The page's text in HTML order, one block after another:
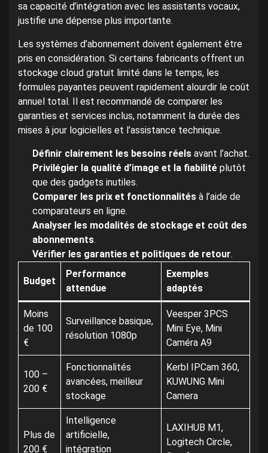
sa capacité d’intégration avec les assistants vocaux,
justifie une dépense plus importante.
Les systèmes d’abonnement doivent également être
pris en considération. Si certains fabricants offrent un
stockage cloud gratuit limité dans le temps, les
formules payantes peuvent rapidement alourdir le coût
annuel total. Il est recommandé de comparer les
garanties et services inclus, notamment la durée des
mises à jour logicielles et l’assistance technique.
Définir clairement les besoins réels avant l’achat.
Privilégier la qualité d’image et la fiabilité plutôt
que des gadgets inutiles.
Comparer les prix et fonctionnalités à l’aide de
comparateurs en ligne.
Analyser les modalités de stockage et coût des
abonnements.
Vérifier les garanties et politiques de retour.
Budget
Performance
attendue
Exemples
adaptés
Moins
de 100
€
Surveillance basique,
résolution 1080p
Veesper 3PCS
Mini Eye, Mini
Caméra A9
100 –
200 €
Fonctionnalités
avancées, meilleur
stockage
Kerbl IPCam 360,
KUWUNG Mini
Camera
Plus de
200 €
Intelligence
artificielle,
intégration
LAXIHUB M1,
Logitech Circle,